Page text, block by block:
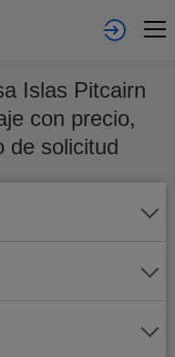
Islas Pitcairn
con precio,
de solicitud